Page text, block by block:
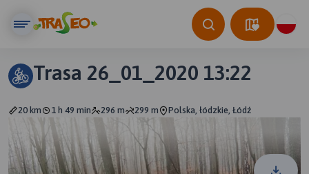
Trasa 26_01_2020 13:22
20 km 1 h 49 min 296 m 299 m Polska, łódzkie, Łódź